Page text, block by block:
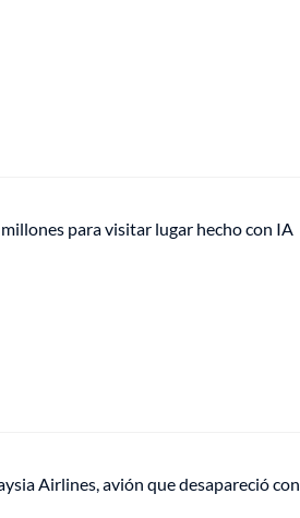
para visitar lugar hecho con IA
Airlines, avión que desapareció con